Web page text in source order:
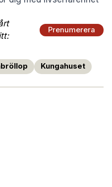
Prenumerera
Kungahuset